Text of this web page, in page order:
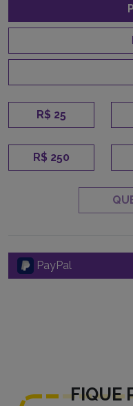
R$ 25
R$ 250
PayPal
FIQUE